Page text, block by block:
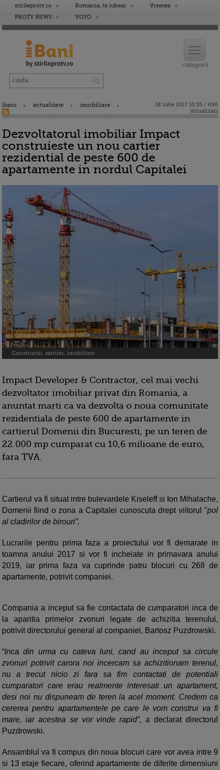
stirileprotv.ro Romania, te iubesc
Vremea
PROTV NEWS
VOYO
ibani actualitate imobiliare
18 iulie 2017 10:55 / 698
vizualizari
Dezvoltatorul imobiliar Impact
construieste un nou cartier
rezidential de peste 600 de
apartamente in nordul Capitalei
Constructii, santier, imobiliare
Impact Developer & Contractor, cel mai vechi
dezvoltator imobiliar privat din Romania, a
anuntat marti ca va dezvolta o noua comunitate
rezidentiala de peste 600 de apartamente in
cartierul Domenii din Bucuresti, pe un teren de
22.000 mp cumparat cu 10,6 milioane de euro,
fara TVA.
Cartierul va fi situat intre bulevardele Kiseleff si Ion Mihalache,
Domenii fiind o zona a Capitalei cunoscuta drept viitorul "pol
al cladirilor de birouri”.
Lucrarile pentru prima faza a proiectului vor fi demarate in
toamna anului 2017 si vor fi incheiate in primavara anului
2019, iar prima faza va cuprinde patru blocuri cu 268 de
apartamente, potrivit companiei.
Compania a inceput sa fie contactata de cumparatori inca de
la aparitia primelor zvonuri legate de achizitia terenului,
potrivit directorului general al companiei, Bartosz Puzdrowski.
“Inca din urma cu cateva luni, cand au inceput sa circule
zvonuri potrivit carora noi incercam sa achizitionam terenul,
nu a trecut nicio zi fara sa fim contactati de potentiali
cumparatori care erau realmente interesati un apartament,
desi noi nu dispuneam de teren la acel moment. Credem ca
cererea pentru apartamentele pe care le vom construi va fi
mare, iar acestea se vor vinde rapid”, a declarat directorul
Puzdrowski.
Ansamblul va fi compus din noua blocuri care vor avea intre 9
si 13 etaje fiecare, oferind apartamente de diferite dimensiuni